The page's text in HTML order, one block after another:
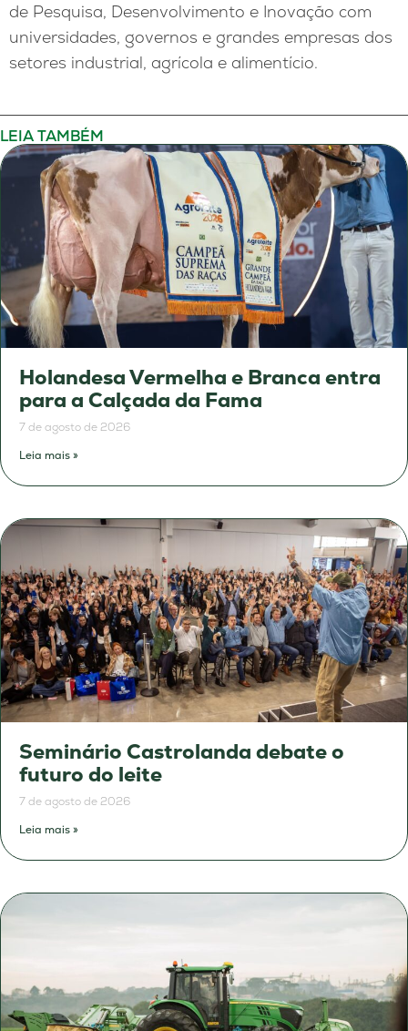
de Pesquisa, Desenvolvimento e Inovação com
universidades, governos e grandes empresas dos
setores industrial, agrícola e alimentício.
LEIA TAMBÉM
Holandesa Vermelha e Branca entra
para a Calçada da Fama
7 de agosto de 2026
Leia mais »
Seminário Castrolanda debate o
futuro do leite
7 de agosto de 2026
Leia mais »